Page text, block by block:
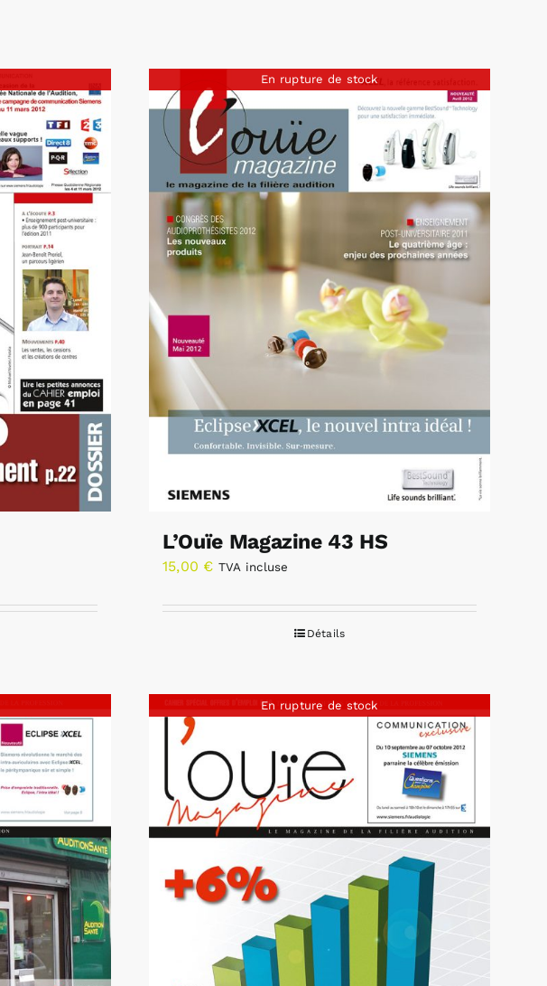
En rupture de stock
L’Ouïe Magazine 43 HS
15,00 € TVA incluse
Détails
En rupture de stock